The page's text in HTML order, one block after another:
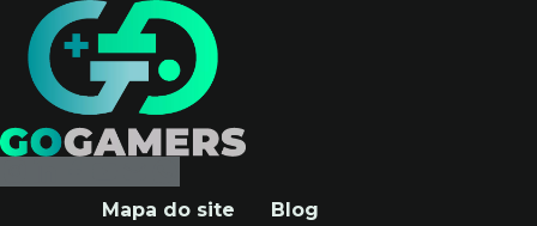
Mapa do site Blog